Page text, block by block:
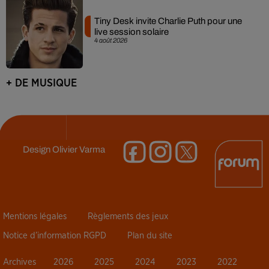
4 août 2026
Tiny Desk invite Charlie Puth pour une
live session solaire
+ DE MUSIQUE
DesignOlivier Varma
Mentions légales Règlements des jeux
Notice d’information RGPD Plan du site
Archives 2026 2025 2024 2023 2022